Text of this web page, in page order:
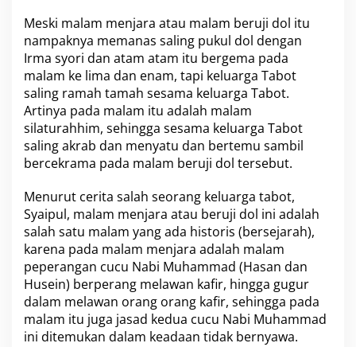
Meski malam menjara atau malam beruji dol itu
nampaknya memanas saling pukul dol dengan
Irma syori dan atam atam itu bergema pada
malam ke lima dan enam, tapi keluarga Tabot
saling ramah tamah sesama keluarga Tabot.
Artinya pada malam itu adalah malam
silaturahhim, sehingga sesama keluarga Tabot
saling akrab dan menyatu dan bertemu sambil
bercekrama pada malam beruji dol tersebut.
Menurut cerita salah seorang keluarga tabot,
Syaipul, malam menjara atau beruji dol ini adalah
salah satu malam yang ada historis (bersejarah),
karena pada malam menjara adalah malam
peperangan cucu Nabi Muhammad (Hasan dan
Husein) berperang melawan kafir, hingga gugur
dalam melawan orang orang kafir, sehingga pada
malam itu juga jasad kedua cucu Nabi Muhammad
ini ditemukan dalam keadaan tidak bernyawa.